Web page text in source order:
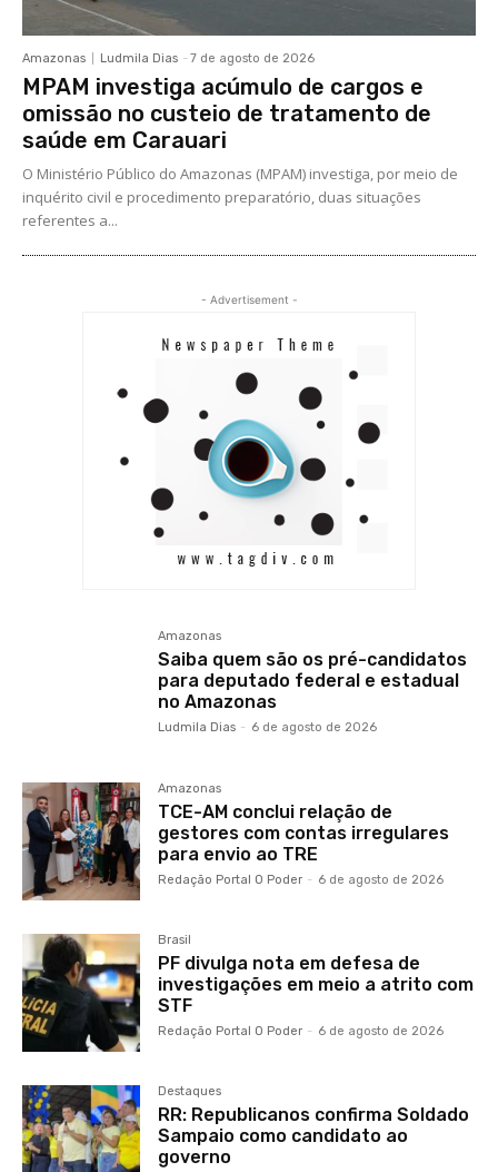
Amazonas Ludmila Dias - 7 de agosto de 2026
MPAM investiga acúmulo de cargos e
omissão no custeio de tratamento de
saúde em Carauari
O Ministério Público do Amazonas (MPAM) investiga, por meio de
inquérito civil e procedimento preparatório, duas situações
referentes a...
- Advertisement -
Amazonas
Saiba quem são os pré-candidatos
para deputado federal e estadual
no Amazonas
Ludmila Dias - 6 de agosto de 2026
Amazonas
TCE-AM conclui relação de
gestores com contas irregulares
para envio ao TRE
Redação Portal O Poder - 6 de agosto de 2026
Brasil
PF divulga nota em defesa de
investigações em meio a atrito com
STF
Redação Portal O Poder - 6 de agosto de 2026
Destaques
RR: Republicanos confirma Soldado
Sampaio como candidato ao
governo